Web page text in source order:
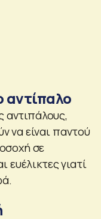
αντίπαλο
να είναι παντού
σε
ευέλικτες γιατί